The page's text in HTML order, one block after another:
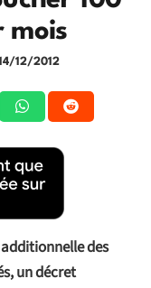
mois
12/2012
des
un décret